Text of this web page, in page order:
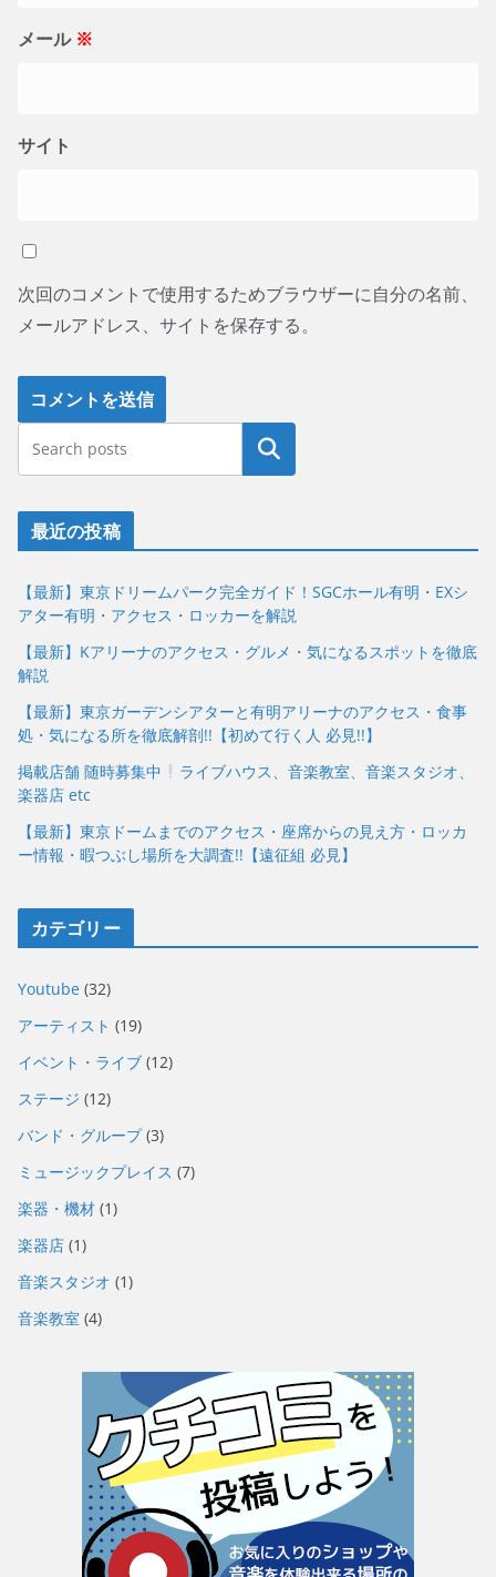
メール ※
サイト
次回のコメントで使用するためブラウザーに自分の名前、
メールアドレス、サイトを保存する。
最近の投稿
【最新】東京ドリームパーク完全ガイド！SGCホール有明・EXシ
アター有明・アクセス・ロッカーを解説
【最新】Kアリーナのアクセス・グルメ・気になるスポットを徹底
解説
【最新】東京ガーデンシアターと有明アリーナのアクセス・食事
処・気になる所を徹底解剖!!【初めて行く人 必見!!】
掲載店舗 随時募集中
ライブハウス、音楽教室、音楽スタジオ、
楽器店 etc
【最新】東京ドームまでのアクセス・座席からの見え方・ロッカ
ー情報・暇つぶし場所を大調査!!【遠征組 必見】
カテゴリー
Youtube (32)
アーティスト (19)
イベント・ライブ (12)
ステージ (12)
バンド・グループ(3)
ミュージックプレイス (7)
楽器・機材 (1)
楽器店 (1)
音楽スタジオ (1)
音楽教室 (4)